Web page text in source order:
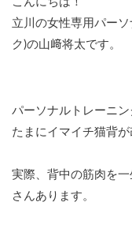
立川の女性専用パー
ク)の山﨑将太です。
パーソナルトレーニ
たまにイマイチ猫背
実際、背中の筋肉を
さんあります。